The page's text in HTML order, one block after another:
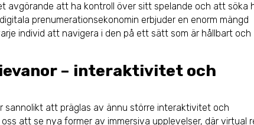
avgörande att ha kontroll över sitt spelande och att söka
prenumerationsekonomin erbjuder en enorm mängd
individ att navigera i den på ett sätt som är hållbart och
– interaktivitet och
sannolikt att präglas av ännu större interaktivitet och
att se nya former av immersiva upplevelser, där virtual